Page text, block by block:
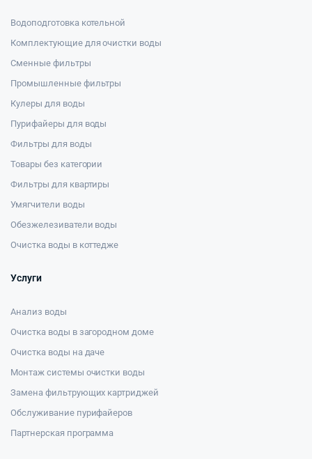
Водоподготовка котельной
Комплектующие для очистки воды
Сменные фильтры
Промышленные фильтры
Кулеры для воды
Пурифайеры для воды
Фильтры для воды
Товары без категории
Фильтры для квартиры
Умягчители воды
Обезжелезиватели воды
Очистка воды в коттедже
Услуги
Анализ воды
Очистка воды в загородном доме
Очистка воды на даче
Монтаж системы очистки воды
Замена фильтрующих картриджей
Обслуживание пурифайеров
Партнерская программа